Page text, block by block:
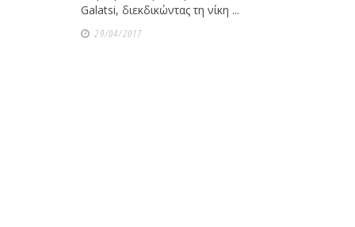
Galatsi, διεκδικώντας τη νίκη ...
29/04/2017